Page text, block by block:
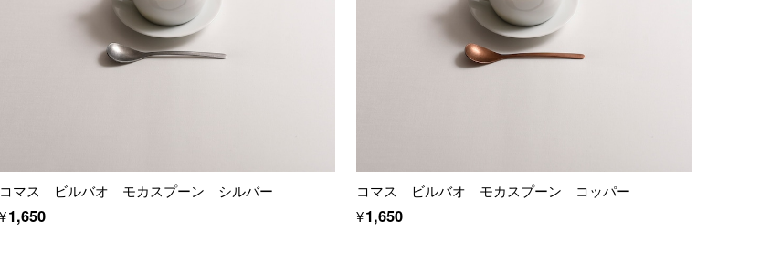
コマス ビルバオ モカスプーン シルバー
¥1,650
コマス ビルバオ モカスプーン コッパー
¥1,650